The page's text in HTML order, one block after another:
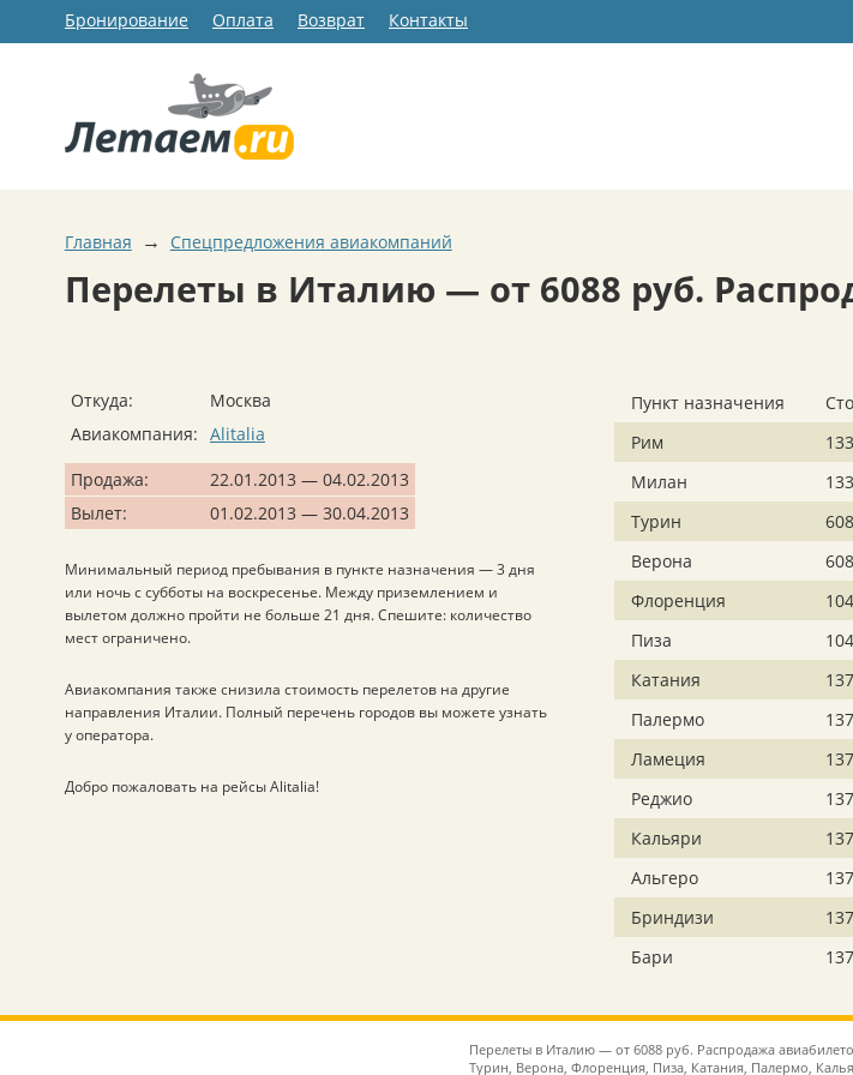
Бронирование Оплата Возврат Контакты
Главная → Спецпредложения авиакомпаний
Перелеты в Италию — от 6088 руб.
Откуда:
Москва
Авиакомпания: Alitalia
Продажа:
22.01.2013 — 04.02.2013
Вылет:
01.02.2013 — 30.04.2013
Минимальный период пребывания в пункте назначения — 3 дня
или ночь с субботы на воскресенье. Между приземлением и
вылетом должно пройти не больше 21 дня. Спешите: количество
мест ограничено.
Авиакомпания также снизила стоимость перелетов на другие
направления Италии. Полный перечень городов вы можете узнать
у оператора.
Добро пожаловать на рейсы Alitalia!
Пункт назначения
Рим
Милан
Турин
Верона
Флоренция
Пиза
Катания
Палермо
Ламеция
Реджио
Кальяри
Альгеро
Бриндизи
Бари
Перелеты в Италию — от 6088 руб. Распродажа
Турин, Верона, Флоренция, Пиза, Катания, Палермо,